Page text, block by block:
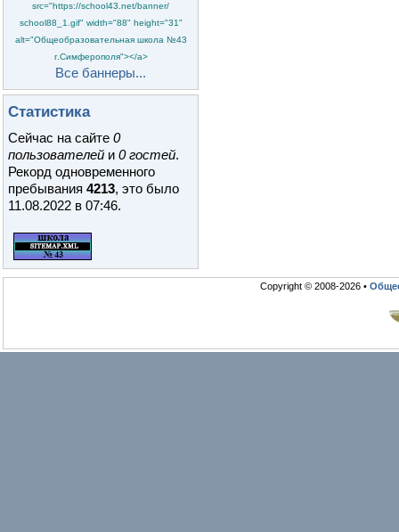
src="https://school43.net/banner/
school88_1.gif" width="88" height="31"
alt="Общеобразовательная школа №43
г.Симферополя"></a>
Все баннеры...
Статистика
Сейчас на сайте 0
пользователей и 0 гостей.
Рекорд одновременного
пребывания 4213, это было
11.08.2022 в 07:46.
Copyright © 2008-2026 •